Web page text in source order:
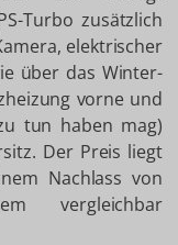
Turbo zusätzlich
elektrischer
über das Winter-
vorne und
tun haben mag)
Der Preis liegt
Nachlass von
vergleichbar